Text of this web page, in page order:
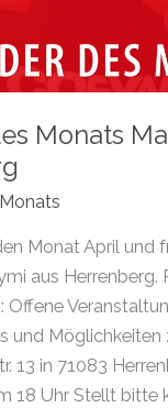
Monats Mai
Monat April und
aus Herrenberg.
Offene
und
13 in 71083
18 Uhr Stellt bitte